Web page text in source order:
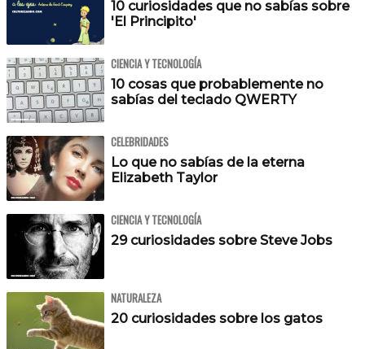
10 curiosidades que no sabías sobre
'El Principito'
CIENCIA Y TECNOLOGÍA
10 cosas que probablemente no
sabías del teclado QWERTY
CELEBRIDADES
Lo que no sabías de la eterna
Elizabeth Taylor
CIENCIA Y TECNOLOGÍA
29 curiosidades sobre Steve Jobs
NATURALEZA
20 curiosidades sobre los gatos